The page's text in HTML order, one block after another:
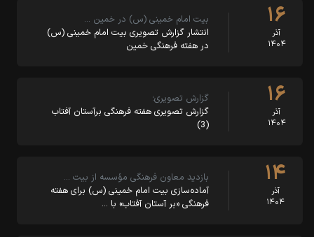
۱۶
آذر
۱۴۰۴
بیت امام خمینی (س) در خمین …
انتشار گزارش تصویری بیت امام خمینی (س)
در هفته فرهنگی خمین
۱۶
آذر
۱۴۰۴
گزارش تصویری؛
گزارش تصویری هفته فرهنگی برآستان آفتاب
(3)
۱۴
آذر
۱۴۰۴
بازدید معاون فرهنگی مؤسسه از بیت …
آماده‌سازی بیت امام خمینی (س) برای هفته
فرهنگی «بر آستان آفتاب» با …